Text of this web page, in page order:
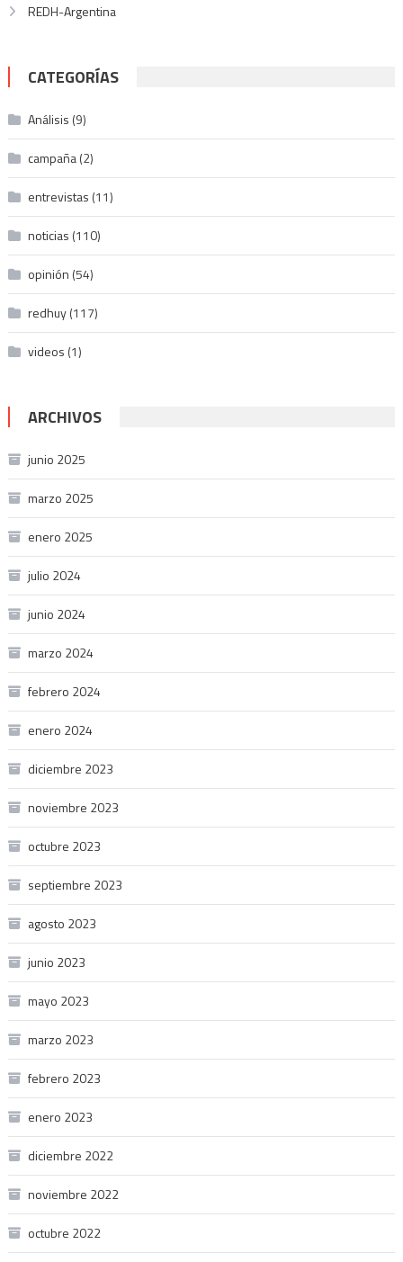
REDH-Argentina
CATEGORÍAS
Análisis (9)
campaña(2)
entrevistas (11)
noticias (110)
opinión (54)
redhuy(117)
videos (1)
ARCHIVOS
junio 2025
marzo 2025
enero 2025
julio 2024
junio 2024
marzo 2024
febrero 2024
enero 2024
diciembre 2023
noviembre 2023
octubre 2023
septiembre 2023
agosto 2023
junio 2023
mayo 2023
marzo 2023
febrero 2023
enero 2023
diciembre 2022
noviembre 2022
octubre 2022